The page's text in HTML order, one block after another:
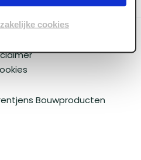
cookies
voorwaarden
Bouwproducten